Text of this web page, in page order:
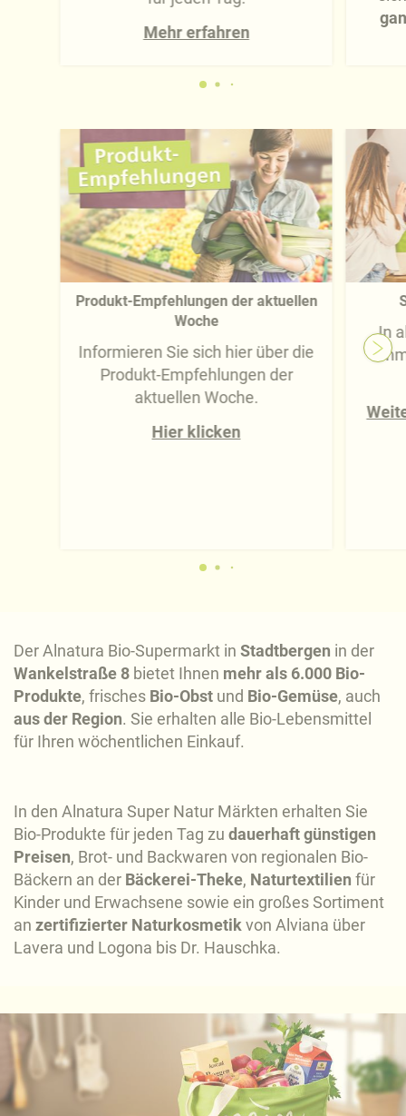
Mehr erfahren
Produkt-Empfehlungen der aktuellen
Woche
Informieren Sie sich hier über die
Produkt-Empfehlungen der
aktuellen Woche.
Hier klicken
In
Der Alnatura Bio-Supermarkt in Stadtbergen in der
Wankelstraße 8 bietet Ihnen mehr als 6.000 Bio-
Produkte, frisches Bio-Obst und Bio-Gemüse, auch
aus der Region. Sie erhalten alle Bio-Lebensmittel
für Ihren wöchentlichen Einkauf.
In den Alnatura Super Natur Märkten erhalten Sie
Bio-Produkte für jeden Tag zu dauerhaft günstigen
Preisen, Brot- und Backwaren von regionalen Bio-
Bäckern an der Bäckerei-Theke, Naturtextilien für
Kinder und Erwachsene sowie ein großes Sortiment
an zertifizierter Naturkosmetikvon Alviana über
Lavera und Logona bis Dr. Hauschka.